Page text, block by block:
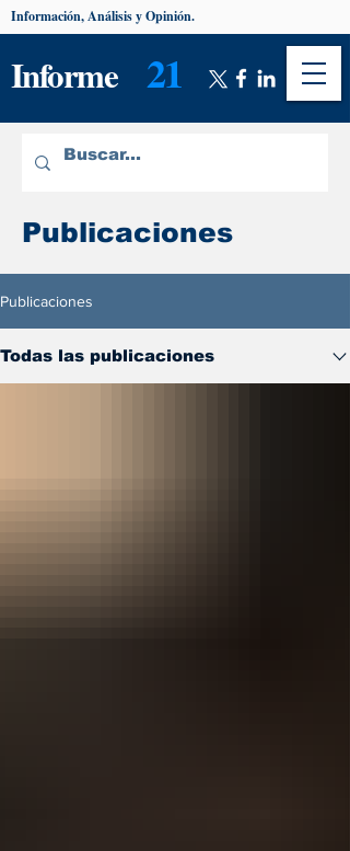
Informe 21
Información, Análisis y Opinión.
Publicaciones
Publicaciones
Todas las publicaciones